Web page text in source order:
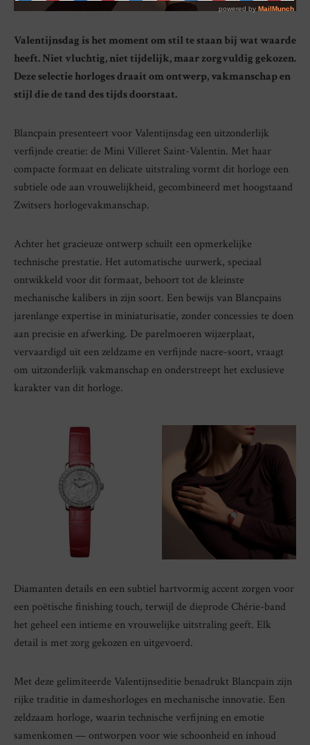
Valentijnsdag is het moment om stil te staan bij wat waarde
heeft. Niet vluchtig, niet tijdelijk, maar zorgvuldig gekozen.
Deze selectie horloges draait om ontwerp, vakmanschap en
stijl die de tand des tijds doorstaat.
Blancpain presenteert voor Valentijnsdag een uitzonderlijk
verfijnde creatie: de Mini Villeret Saint-Valentin. Met haar
compacte formaat en delicate uitstraling vormt dit horloge een
subtiele ode aan vrouwelijkheid, gecombineerd met hoogstaand
Zwitsers horlogevakmanschap.
Achter het gracieuze ontwerp schuilt een opmerkelijke
technische prestatie. Het automatische uurwerk, speciaal
ontwikkeld voor dit formaat, behoort tot de kleinste
mechanische kalibers in zijn soort. Een bewijs van Blancpains
jarenlange expertise in miniaturisatie, zonder concessies te doen
aan precisie en afwerking. De parelmoeren wijzerplaat,
vervaardigd uit een zeldzame en verfijnde nacre-soort, vraagt
om uitzonderlijk vakmanschap en onderstreept het exclusieve
karakter van dit horloge.
Diamanten details en een subtiel hartvormig accent zorgen voor
een poëtische finishing touch, terwijl de dieprode Chérie-band
het geheel een intieme en vrouwelijke uitstraling geeft. Elk
detail is met zorg gekozen en uitgevoerd.
Met deze gelimiteerde Valentijnseditie benadrukt Blancpain zijn
rijke traditie in dameshorloges en mechanische innovatie. Een
zeldzaam horloge, waarin technische verfijning en emotie
samenkomen — ontworpen voor wie schoonheid en inhoud